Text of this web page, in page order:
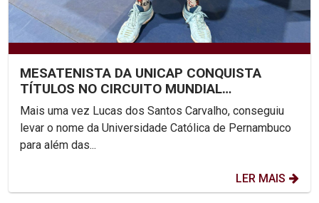
MESATENISTA DA UNICAP CONQUISTA
TÍTULOS NO CIRCUITO MUNDIAL
PARALÍMPICO
Mais uma vez Lucas dos Santos Carvalho, conseguiu
levar o nome da Universidade Católica de Pernambuco
para além das...
LER MAIS